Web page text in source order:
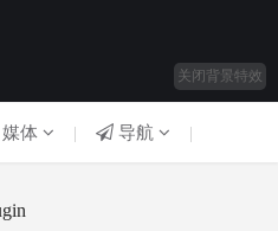
关闭背景特效
媒体 | 导航 |